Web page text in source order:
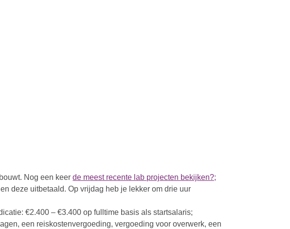
Nog een keerde meest recente lab projecten bekijken?;
deze uitbetaald. Op vrijdag heb je lekker om drie uur
€2.400 – €3.400 op fulltime basis als startsalaris;
een reiskostenvergoeding, vergoeding voor overwerk, een